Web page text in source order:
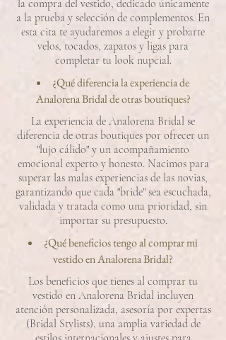
la compra del vestido, dedicado únicamente
a la prueba y selección de complementos. En
esta cita te ayudaremos a elegir y probarte
velos, tocados, zapatos y ligas para
completar tu look nupcial.
¿Qué diferencia la experiencia de
Analorena Bridal de otras boutiques?
La experiencia de Analorena Bridal se
diferencia de otras boutiques por ofrecer un
"lujo cálido" y un acompañamiento
emocional experto y honesto. Nacimos para
superar las malas experiencias de las novias,
garantizando que cada "bride" sea escuchada,
validada y tratada como una prioridad, sin
importar su presupuesto.
¿Qué beneficios tengo al comprar mi
vestido en Analorena Bridal?
Los beneficios que tienes al comprar tu
vestido en Analorena Bridal incluyen
atención personalizada, asesoría por expertas
(Bridal Stylists), una amplia variedad de